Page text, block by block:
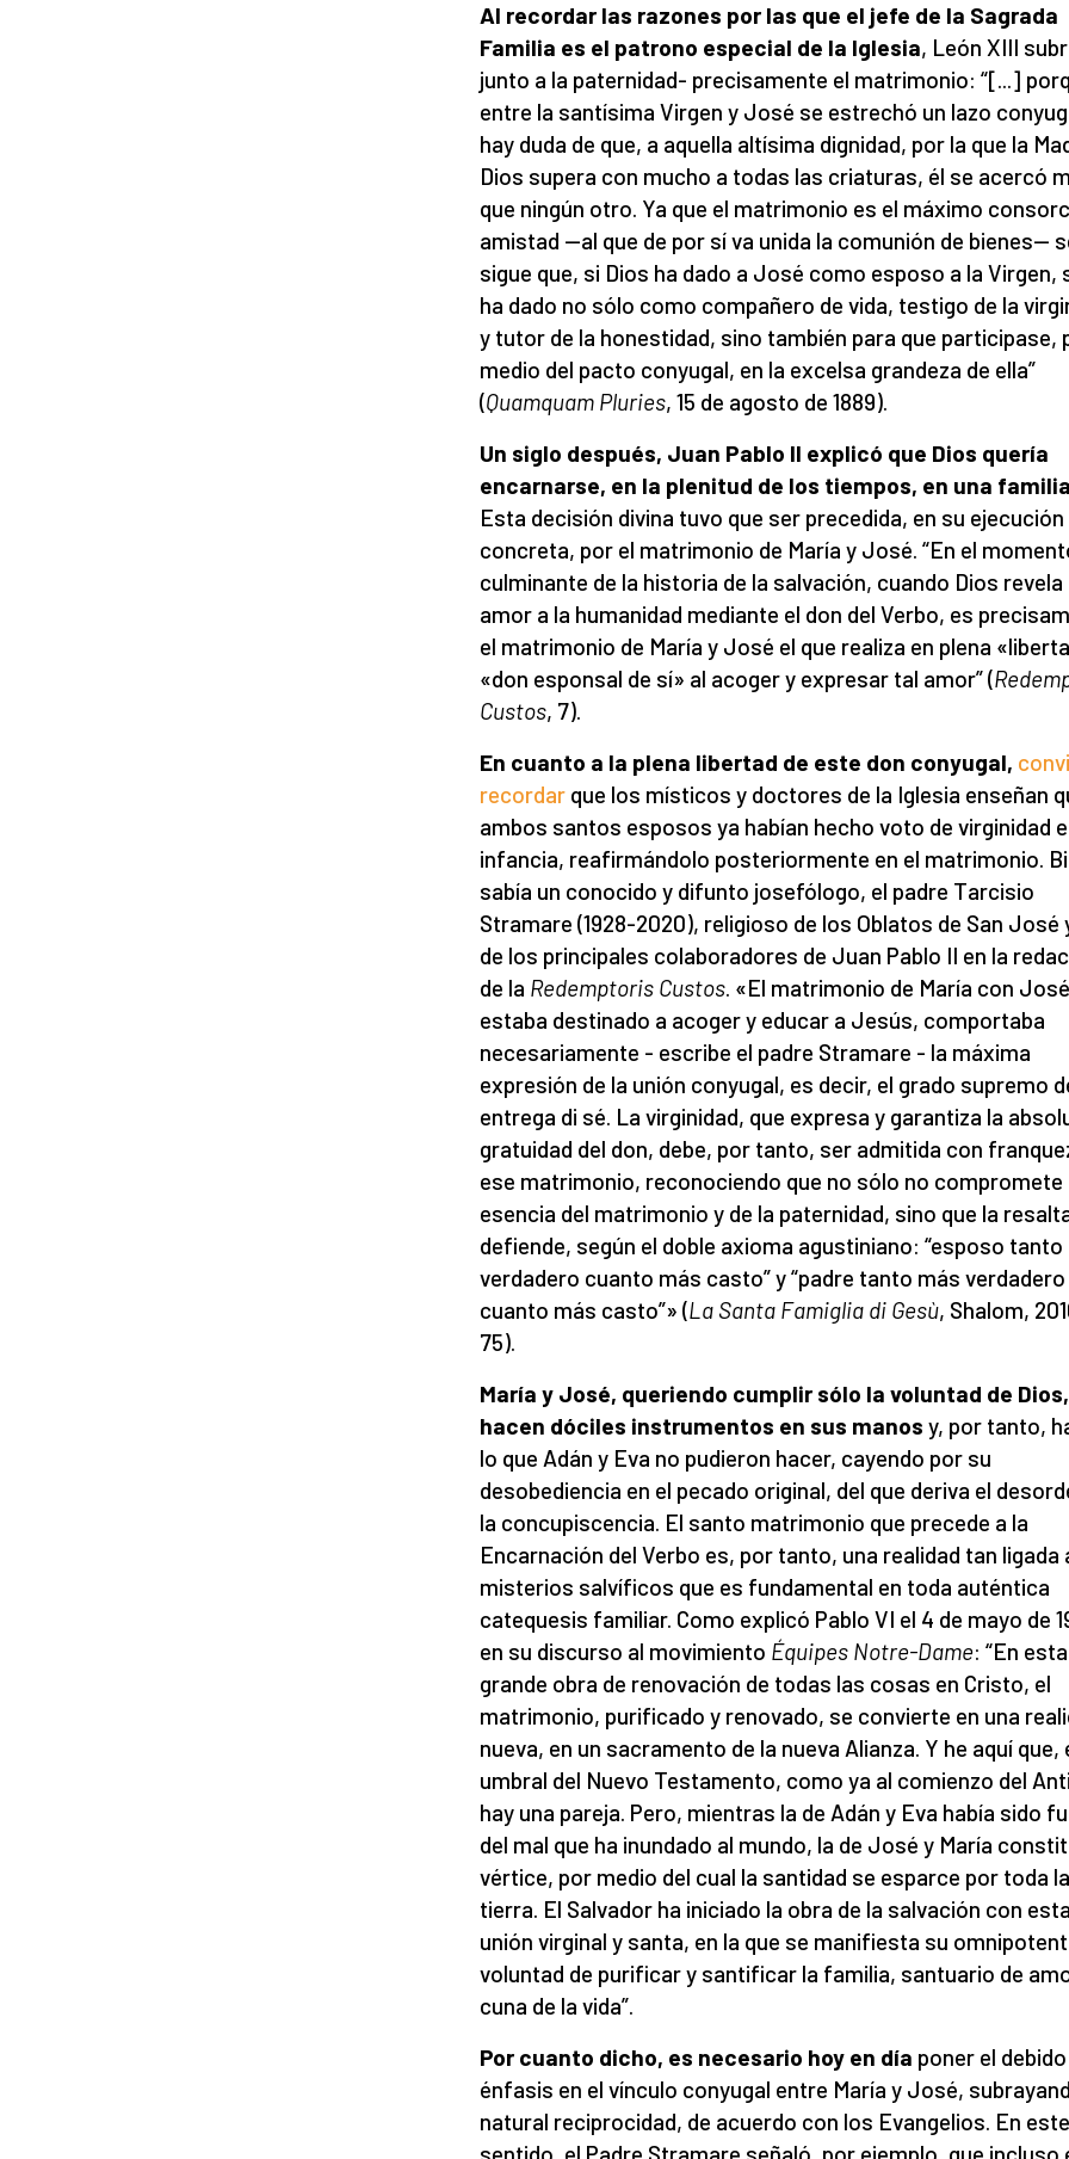
Al recordar las razones por las que el jefe de la Sagrada
Familia es el patrono especial de la Iglesia, León XIII
junto a la paternidad- precisamente el matrimonio: “[...]
entre la santísima Virgen y José se estrechó un lazo
hay duda de que, a aquella altísima dignidad, por la que la
Dios supera con mucho a todas las criaturas, él se acercó
que ningún otro. Ya que el matrimonio es el máximo
amistad —al que de por sí va unida la comunión de bienes—
sigue que, si Dios ha dado a José como esposo a la Virgen,
ha dado no sólo como compañero de vida, testigo de la
y tutor de la honestidad, sino también para que participase,
medio del pacto conyugal, en la excelsa grandeza de ella”
(Quamquam Pluries, 15 de agosto de 1889).
Un siglo después, Juan Pablo II explicó que Dios quería
encarnarse, en la plenitud de los tiempos, en una
Esta decisión divina tuvo que ser precedida, en su ejecución
concreta, por el matrimonio de María y José. “En el
culminante de la historia de la salvación, cuando Dios revela
amor a la humanidad mediante el don del Verbo, es
el matrimonio de María y José el que realiza en plena
«don esponsal de sí» al acoger y expresar tal amor” (
Custos, 7).
En cuanto a la plena libertad de este don conyugal,
recordar que los místicos y doctores de la Iglesia enseñan
ambos santos esposos ya habían hecho voto de virginidad
infancia, reafirmándolo posteriormente en el matrimonio.
sabía un conocido y difunto josefólogo, el padre Tarcisio
Stramare (1928-2020), religioso de los Oblatos de San José
de los principales colaboradores de Juan Pablo II en la
de la Redemptoris Custos. «El matrimonio de María con
estaba destinado a acoger y educar a Jesús, comportaba
necesariamente - escribe el padre Stramare - la máxima
expresión de la unión conyugal, es decir, el grado supremo
entrega di sé. La virginidad, que expresa y garantiza la
gratuidad del don, debe, por tanto, ser admitida con
ese matrimonio, reconociendo que no sólo no compromete
esencia del matrimonio y de la paternidad, sino que la
defiende, según el doble axioma agustiniano: “esposo tanto
verdadero cuanto más casto” y “padre tanto más verdadero
cuanto más casto”» (La Santa Famiglia di Gesù, Shalom,
75).
María y José, queriendo cumplir sólo la voluntad de
hacen dóciles instrumentos en sus manos y, por tanto,
lo que Adán y Eva no pudieron hacer, cayendo por su
desobediencia en el pecado original, del que deriva el
la concupiscencia. El santo matrimonio que precede a la
Encarnación del Verbo es, por tanto, una realidad tan ligada
misterios salvíficos que es fundamental en toda auténtica
catequesis familiar. Como explicó Pablo VI el 4 de mayo de
en su discurso al movimiento Équipes Notre-Dame: “En esta
grande obra de renovación de todas las cosas en Cristo, el
matrimonio, purificado y renovado, se convierte en una
nueva, en un sacramento de la nueva Alianza. Y he aquí que,
umbral del Nuevo Testamento, como ya al comienzo del
hay una pareja. Pero, mientras la de Adán y Eva había sido
del mal que ha inundado al mundo, la de José y María
vértice, por medio del cual la santidad se esparce por toda la
tierra. El Salvador ha iniciado la obra de la salvación con
unión virginal y santa, en la que se manifiesta su
voluntad de purificar y santificar la familia, santuario de
cuna de la vida”.
Por cuanto dicho, es necesario hoy en día poner el debido
énfasis en el vínculo conyugal entre María y José,
natural reciprocidad, de acuerdo con los Evangelios. En este